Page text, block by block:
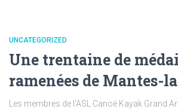
UNCATEGORIZED
Une trentaine de
ramenées de Mantes-
Les membres de l’ASL Canoë Kayak Grand